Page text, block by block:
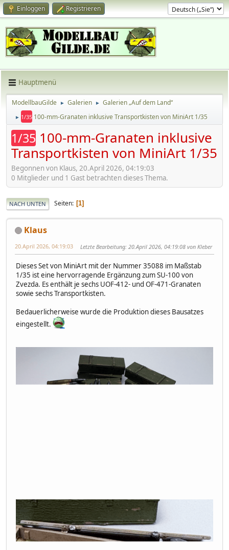
Einloggen Registrieren
Hauptmenü
ModellbauGilde ► Galerien ► Galerien „Auf dem Land“
► 1/35 100-mm-Granaten inklusive Transportkisten von MiniArt 1/35
1/35 100-mm-Granaten inklusive
Transportkisten von MiniArt 1/35
Begonnen von Klaus, 20.April 2026, 04:19:03
0 Mitglieder und 1 Gast betrachten dieses Thema.
NACH UNTEN Seiten 1
Klaus
20.April 2026, 04:19:03 Letzte Bearbeitung: 20.April 2026, 04:19:08 von Kleber
Dieses Set von MiniArt mit der Nummer 35088 im Maßstab
1/35 ist eine hervorragende Ergänzung zum SU-100 von
Zvezda. Es enthält je sechs UOF-412- und OF-471-Granaten
sowie sechs Transportkisten.
Bedauerlicherweise wurde die Produktion dieses Bausatzes
eingestellt.